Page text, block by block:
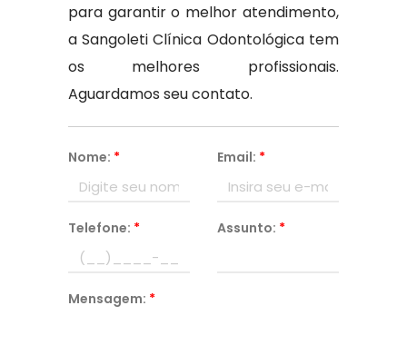
para garantir o melhor atendimento,
a Sangoleti Clínica Odontológica tem
os melhores profissionais.
Aguardamos seu contato.
Nome: * Email: *
Telefone: * Assunto: *
Mensagem: *